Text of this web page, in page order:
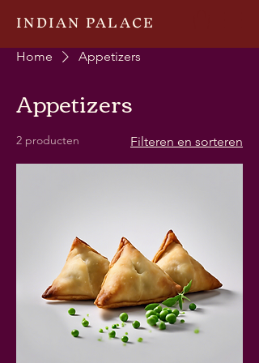
INDIAN PALACE
Home Appetizers
Appetizers
2 producten Filteren en sorteren